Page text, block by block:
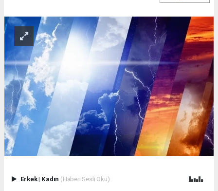
Erkek| Kadın (Haberi Sesli Oku)